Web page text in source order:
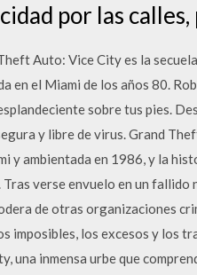
por las
Auto: Vice City es la
en el Miami de los años 80.
sobre tus pies.
y libre de virus. Grand
y ambientada en 1986, y la
verse envuelo en un fallido
de otras organizaciones
imposibles, los excesos y los
una inmensa urbe que